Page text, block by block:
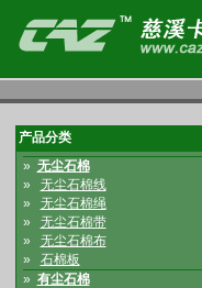
产品分类
» 无尘石棉
»
无尘石棉线
»
无尘石棉绳
»
无尘石棉带
»
无尘石棉布
»
石棉板
» 有尘石棉